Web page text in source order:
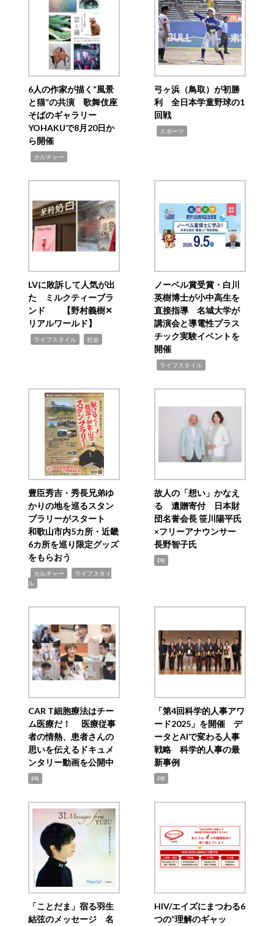
6人の作家が描く“風景
と猫”の共演 歌舞伎座
そばのギャラリー
YOHAKUで8月20日か
ら開催
カルチャー
弓ヶ浜（鳥取）が初勝
利 全日本学童野球の1
回戦
スポーツ
LVに敗訴して人気が出
た ミルクティーブラ
ンド 【野村義樹✕
リアルワールド】
ライフスタイル 社会
ノーベル賞受賞・白川
英樹博士が小中高生を
直接指導 名城大学が
講演会と導電性プラス
チック実験イベントを
開催
ライフスタイル
豊臣秀吉・秀長兄弟ゆ
かりの地を巡るスタン
プラリーがスタート
和歌山市内5カ所・近畿
6カ所を巡り限定グッズ
をもらおう
カルチャー
ライフスタイ
ル
故人の「想い」かなえ
る 遺贈寄付 日本財
団名誉会長 笹川陽平氏
×フリーアナウンサー
長野智子氏
PR
CAR T細胞療法はチー
ム医療だ！ 医療従事
者の情熱、患者さんの
思いを伝えるドキュメ
ンタリー動画を公開中
PR
「第4回科学的人事アワ
ード2025」を開催 デ
ータとAIで変わる人事
戦略 科学的人事の最
新事例
PR
「ことだま」宿る羽生
結弦のメッセージ 名
HIV/エイズにまつわる6
つの“理解のギャッ